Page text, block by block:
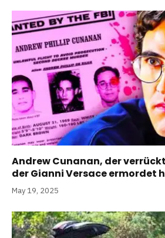
Andrew Cunanan, der
der Gianni Versace ermordet
May 19, 2025